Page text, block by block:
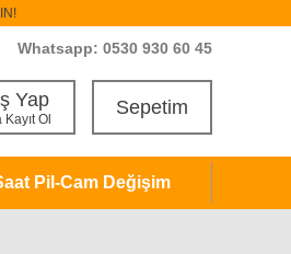
Whatsapp: 0530 930 60 45
Yap
Ol
Sepetim
Pil-Cam Değişim